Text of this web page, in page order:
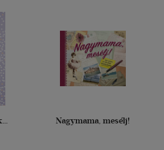
Nagymama, mesélj!